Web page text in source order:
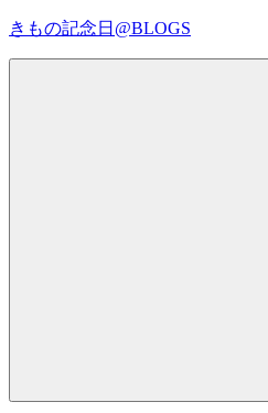
コ
きもの記念日@BLOGS